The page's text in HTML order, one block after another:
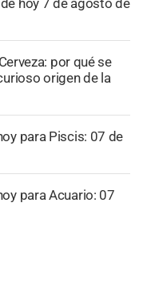
hoy 7 de agosto de
por qué se
origen de la
para Piscis: 07 de
para Acuario: 07